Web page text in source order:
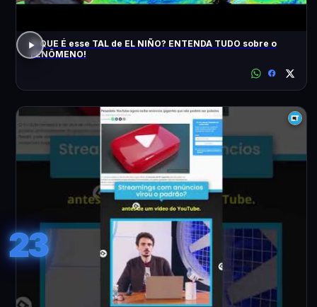
O QUE É esse TAL de EL NIÑO? ENTENDA TUDO sobre o
FENÔMENO!
23